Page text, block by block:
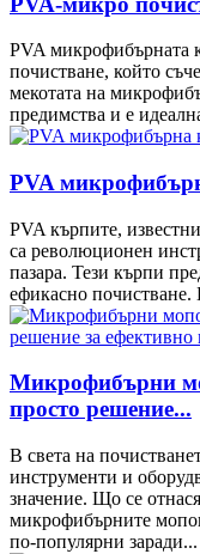
PVA микрофибърната
почистване, който
мекотата на
предимства и е
PVA
PVA кърпите,
са революционен
пазара. Тези кърпи
ефикасно почистване.
Микрофибърни
просто решение...
В света на
инструменти и
значение. Що се
микрофибърните
по-популярни заради...